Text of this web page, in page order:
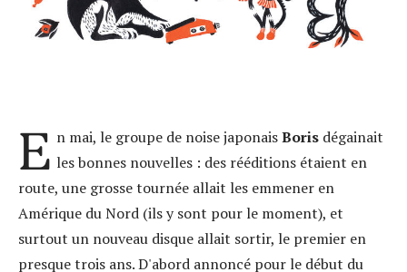
E n mai, le groupe de noise japonaisBorisdégainait
les bonnes nouvelles : des rééditions étaient en
route, une grosse tournée allait les emmener en
Amérique du Nord (ils y sont pour le moment), et
surtout un nouveau disque allait sortir, le premier en
presque trois ans. D'abord annoncé pour le début du